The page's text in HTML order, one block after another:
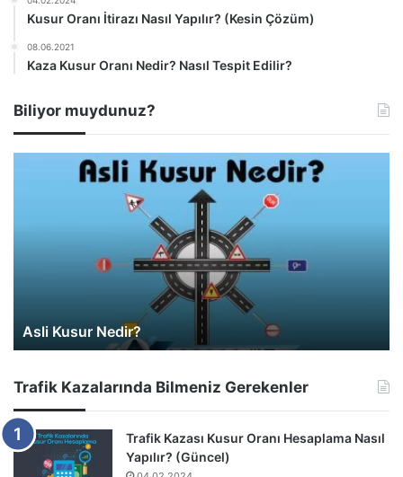
Kusur Oranı İtirazı Nasıl Yapılır? (Kesin Çözüm)
08.06.2021
Kaza Kusur Oranı Nedir? Nasıl Tespit Edilir?
Biliyor muydunuz?
Araç Değer Kaybı Hesaplama
Trafik Kazalarında Bilmeniz Gerekenler
Trafik Kazası Kusur Oranı Hesaplama Nasıl
Yapılır? (Güncel)